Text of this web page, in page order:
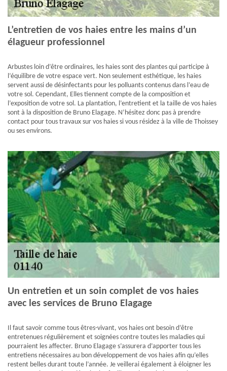
L’entretien de vos haies entre les mains d’un
élagueur professionnel
Arbustes loin d’être ordinaires, les haies sont des plantes qui participe à
l’équilibre de votre espace vert. Non seulement esthétique, les haies
servent aussi de désinfectants pour les polluants contenus dans l’eau de
votre sol. Cependant, Elles tiennent compte de la composition et
l’exposition de votre sol. La plantation, l’entretient et la taille de vos haies
sont à la disposition de Bruno Elagage. N’hésitez donc pas à prendre
contact pour tous travaux sur vos haies si vous résidez à la ville de Thoissey
ou ses environs.
Un entretien et un soin complet de vos haies
avec les services de Bruno Elagage
Il faut savoir comme tous êtres-vivant, vos haies ont besoin d’être
entretenues régulièrement et soignées contre toutes les maladies qui
pourraient les affecter. Bruno Elagage s’assurera d’apporter tous les
entretiens nécessaires au bon développement de vos haies afin qu’elles
restent belles durant toute l’année. Je veillerai également à éloigner les